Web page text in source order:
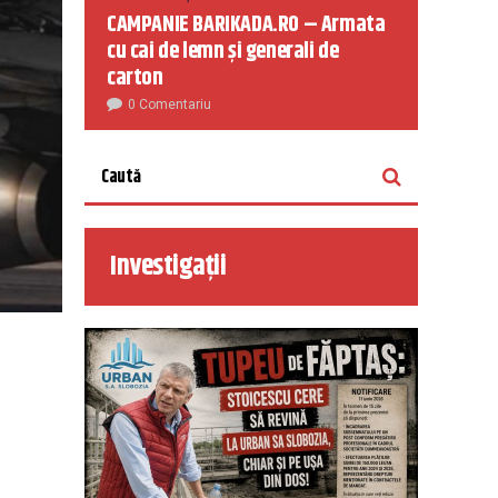
CAMPANIE BARIKADA.RO – Armata
cu cai de lemn și generali de
carton
0 Comentariu
Investigații